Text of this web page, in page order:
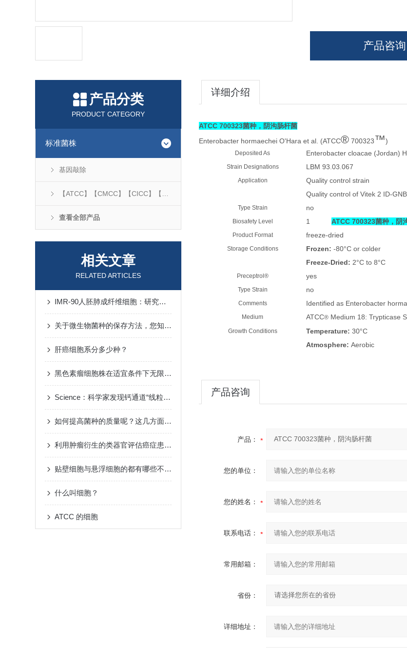
产品咨询
产品分类
PRODUCT CATEGORY
标准菌株
基因敲除
查看全部产品
相关文章
RELATED ARTICLES
IMR-90人胚肺成纤维细胞：研究肺纤维化的重要工具
关于微生物菌种的保存方法，您知道几种？
肝癌细胞系分多少种？
黑色素瘤细胞株在适宜条件下无限传代
Science：科学家发现钙通道“线粒体蛋白EMRE”
如何提高菌种的质量呢？这几方面须留意！
利用肿瘤衍生的类器官评估癌症患者对化疗的反应
贴壁细胞与悬浮细胞的都有哪些不同你都知道么
什么叫细胞？
ATCC 的细胞
详细介绍
ATCC 700323菌种，阴沟肠杆菌
Enterobacter hormaechei O'Hara et al. (ATCC® 700323™)
Deposited As Enterobacter cloacae (Jordan)
Strain Designations LBM 93.03.067
Application
Quality control strain
Quality control of Vitek 2 ID-
Type Strain no
Biosafety Level 1 ATCC 700323菌种，阴
Product Format freeze-dried
Storage Conditions Frozen: -80°C or colder
Freeze-Dried: 2°C to 8°C
Preceptrol® yes
Type Strain no
Comments Identified as Enterobacter
Medium ATCC® Medium 18: Trypticase
Growth Conditions Temperature: 30°C
Atmosphere: Aerobic
产品咨询
产品：
您的单位：
您的姓名：
联系电话：
常用邮箱：
省份：
详细地址：